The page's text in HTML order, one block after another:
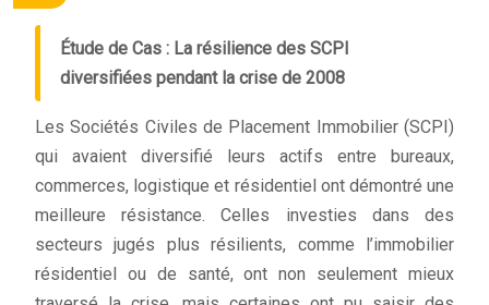
Étude de Cas : La résilience des SCPI
diversifiées pendant la crise de 2008
Les Sociétés Civiles de Placement Immobilier (SCPI)
qui avaient diversifié leurs actifs entre bureaux,
commerces, logistique et résidentiel ont démontré une
meilleure résistance. Celles investies dans des
secteurs jugés plus résilients, comme l’immobilier
résidentiel ou de santé, ont non seulement mieux